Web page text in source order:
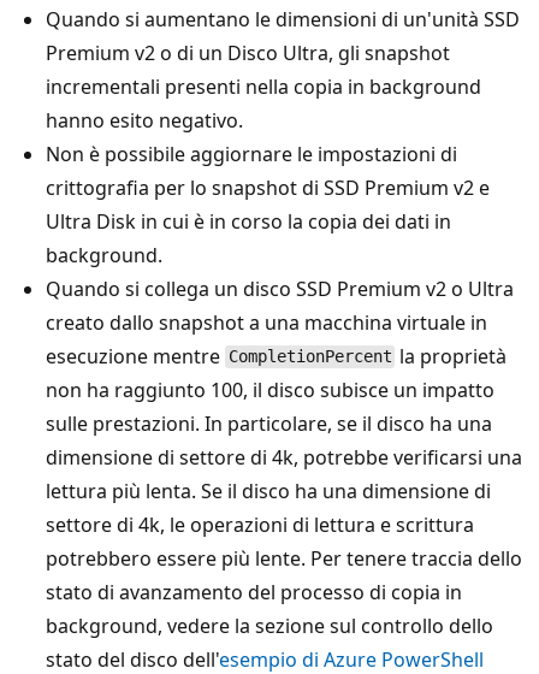
Quando si aumentano le dimensioni di un'unità SSD
Premium v2 o di un Disco Ultra, gli snapshot
incrementali presenti nella copia in background
hanno esito negativo.
Non è possibile aggiornare le impostazioni di
crittografia per lo snapshot di SSD Premium v2 e
Ultra Disk in cui è in corso la copia dei dati in
background.
Quando si collega un disco SSD Premium v2 o Ultra
creato dallo snapshot a una macchina virtuale in
esecuzione mentre CompletionPercent la proprietà
non ha raggiunto 100, il disco subisce un impatto
sulle prestazioni. In particolare, se il disco ha una
dimensione di settore di 4k, potrebbe verificarsi una
lettura più lenta. Se il disco ha una dimensione di
settore di 4k, le operazioni di lettura e scrittura
potrebbero essere più lente. Per tenere traccia dello
stato di avanzamento del processo di copia in
background, vedere la sezione sul controllo dello
stato del disco dell'esempio di Azure PowerShell